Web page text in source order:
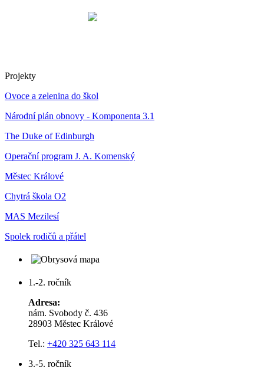
Projekty
Ovoce a zelenina do škol
Národní plán obnovy - Komponenta 3.1
The Duke of Edinburgh
Operační program J. A. Komenský
Městec Králové
Chytrá škola O2
MAS Mezilesí
Spolek rodičů a přátel
1.-2. ročník
Adresa:
nám. Svobody č. 436
28903 Městec Králové
Tel.: +420 325 643 114
3.-5. ročník